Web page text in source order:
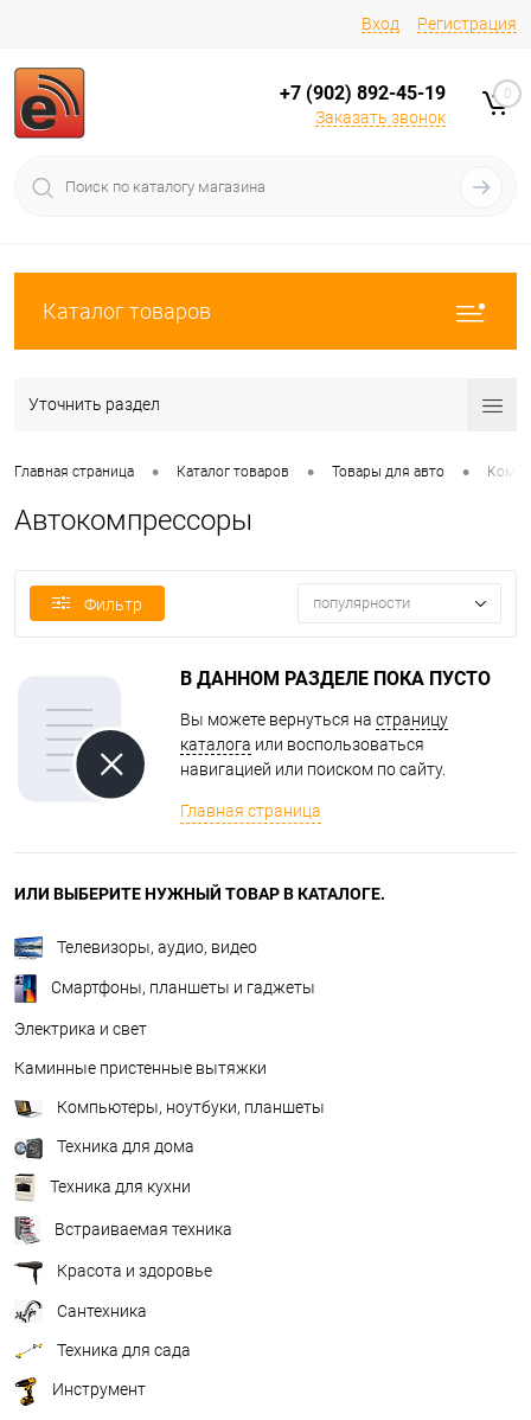
Вход Регистрация
+7 (902) 892-45-19
Заказать звонок
0
Каталог товаров
Уточнить раздел
Главная страница • Каталог товаров • Товары для авто •
Автокомпрессоры
Фильтр популярности
В ДАННОМ РАЗДЕЛЕ ПОКА ПУСТО
Вы можете вернуться на страницу
каталога или воспользоваться
навигацией или поиском по сайту.
Главная страница
ИЛИ ВЫБЕРИТЕ НУЖНЫЙ ТОВАР В КАТАЛОГЕ.
Телевизоры, аудио, видео
Смартфоны, планшеты и гаджеты
Электрика и свет
Каминные пристенные вытяжки
Компьютеры, ноутбуки, планшеты
Техника для дома
Техника для кухни
Встраиваемая техника
Красота и здоровье
Сантехника
Техника для сада
Инструмент